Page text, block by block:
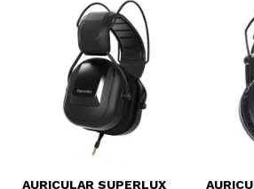
AURICULAR SUPERLUX